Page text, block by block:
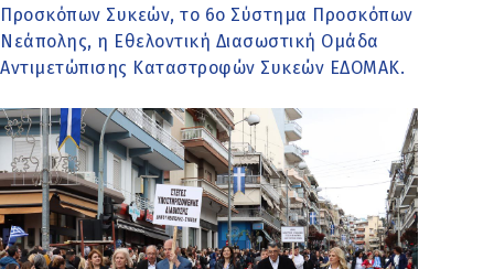
Προσκόπων Συκεών, το 6ο Σύστημα Προσκόπων
Νεάπολης, η Εθελοντική Διασωστική Ομάδα
Αντιμετώπισης Καταστροφών Συκεών ΕΔΟΜΑΚ.